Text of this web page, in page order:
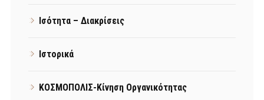
Ισότητα – Διακρίσεις
Ιστορικά
ΚΟΣΜΟΠΟΛΙΣ-Κίνηση Οργανικότητας